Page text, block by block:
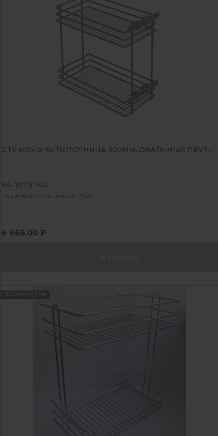
GTV MOVIX БУТЫЛОЧНИЦА 300ММ, ОВАЛЬНЫЙ ПРУТ...
КА-1073740
На центральном складе - 1 шт
6 666.00 ₽